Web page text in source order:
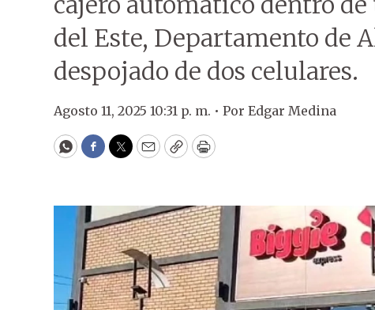
del Este, Departamento de
despojado de dos celulares.
Agosto 11, 2025 10:31 p. m. • Por Edgar Medina
WhatsApp
Facebook
Twitter
EmailCopyPrint